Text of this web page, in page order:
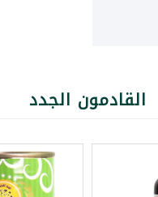
القادمون الجدد